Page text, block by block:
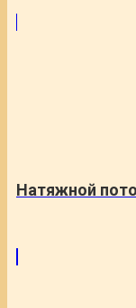
Натяжной